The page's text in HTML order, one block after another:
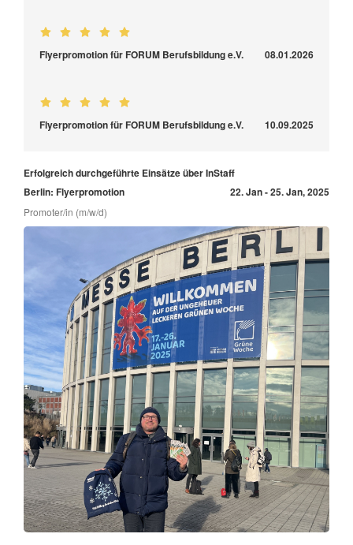
Flyerpromotion für FORUM Berufsbildung e.V. 08.01.2026
Flyerpromotion für FORUM Berufsbildung e.V. 10.09.2025
Erfolgreich durchgeführte Einsätze über InStaff
Berlin: Flyerpromotion
22. Jan - 25. Jan, 2025
Promoter/in (m/w/d)